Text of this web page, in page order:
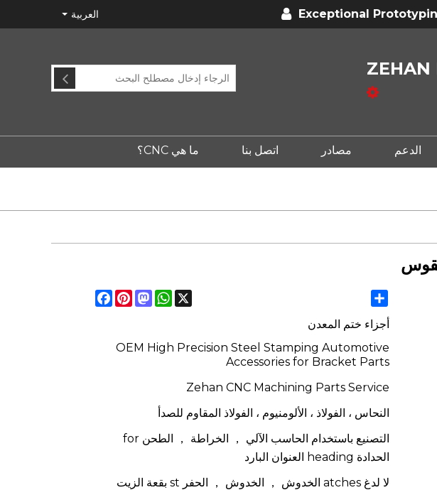
Exceptional العربية
ZEHAN
الدعم مصادر اتصل بنا ما هي CNC؟
Share
Facebook
Pinterest
Mastodon
WhatsApp X
أجزاء ختم المعدن
OEM High Precision Steel Stamping Automotive
Accessories for Bracket Parts
Zehan CNC Machining Parts Service
النحاس ، الفولاذ ، الألومنيوم ، الفولاذ المقاوم للصدأ
التصنيع باستخدام الحاسب الآلي ， الخراطة ， الطحن for
الحدادة heading العنوان البارد
لا لدغ atches الخدوش ， الخدوش ， الحفر st بقعة الزيت